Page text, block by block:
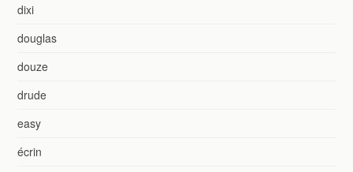
dixi
douglas
douze
drude
easy
écrin